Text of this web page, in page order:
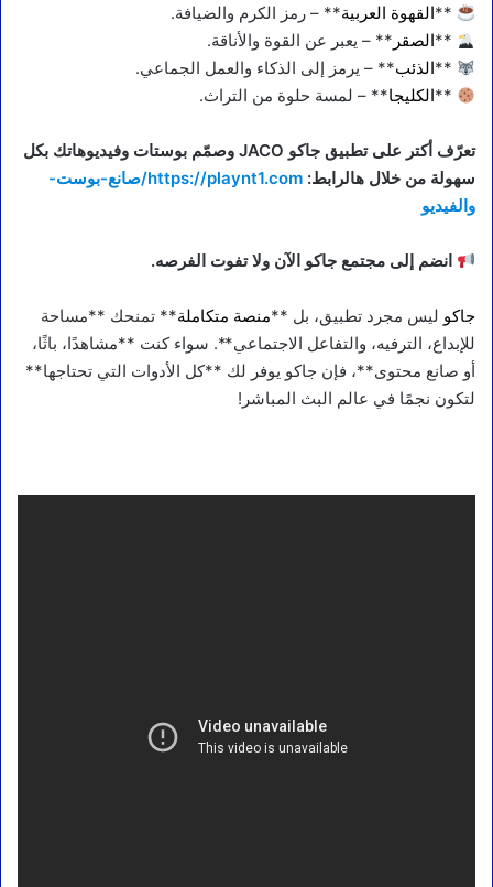
**القهوة العربية** – رمز الكرم والضيافة.
**الصقر ** – يعبر عن القوة والأناقة.
**الذئب** – يرمز إلى الذكاء والعمل الجماعي.
**الكليجا** – لمسة حلوة من التراث.
تعرّف أكتر على تطبيق جاكو JACO وصمّم بوستات وفيديوهاتك بكل
سهولة من خلال هالرابط:
https://playnt1.com/صانع-بوست-
والفيديو
انضم إلى مجتمع جاكو الآن ولا تفوت الفرصه.
جاكو ليس مجرد تطبيق، بل **منصة متكاملة** تمنحك **مساحة
للإبداع، الترفيه، والتفاعل الاجتماعي**. سواء كنت **مشاهدًا، باثًا،
أو صانع محتوى**، فإن جاكو يوفر لك **كل الأدوات التي تحتاجها**
لتكون نجمًا في عالم البث المباشر!